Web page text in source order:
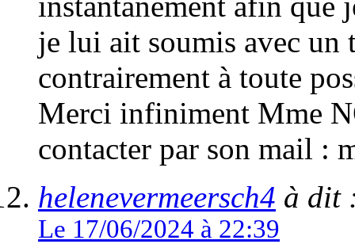
je lui ait soumis avec un
contrairement à toute
Merci infiniment Mme
contacter par son mail :
helenevermeersch4 à dit
Le 17/06/2024 à 22:39